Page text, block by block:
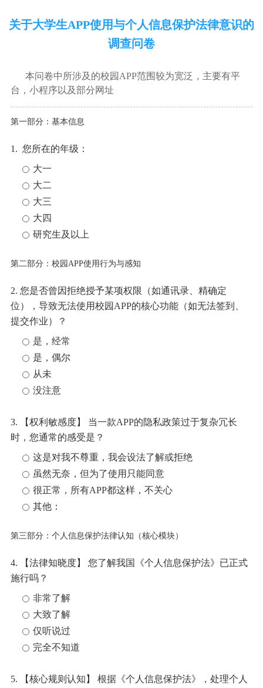
关于大学生APP使用与个人信息保护法律意识的
调查问卷
本问卷中所涉及的校园APP范围较为宽泛，主要有平
台，小程序以及部分网址
第一部分：基本信息
1. 您所在的年级：
大一
大二
大三
大四
研究生及以上
第二部分：校园APP使用行为与感知
2. 您是否曾因拒绝授予某项权限（如通讯录、精确定
位），导致无法使用校园APP的核心功能（如无法签到、
提交作业）？
是，经常
是，偶尔
从未
没注意
3. 【权利敏感度】 当一款APP的隐私政策过于复杂冗长
时，您通常的感受是？
这是对我不尊重，我会设法了解或拒绝
虽然无奈，但为了使用只能同意
很正常，所有APP都这样，不关心
其他：
第三部分：个人信息保护法律认知（核心模块）
4. 【法律知晓度】 您了解我国《个人信息保护法》已正式
施行吗？
非常了解
大致了解
仅听说过
完全不知道
5. 【核心规则认知】 根据《个人信息保护法》，处理个人